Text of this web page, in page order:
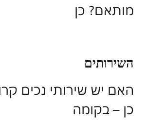
מותאם? כן
השירותים
האם יש שירותי נכים
כן – בקומה